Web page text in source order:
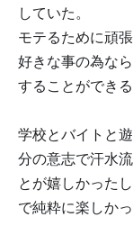
していた。
モテるために頑
好きな事の為な
することができる
学校とバイトと
分の意志で汗水
とが嬉しかった
で純粋に楽しかっ